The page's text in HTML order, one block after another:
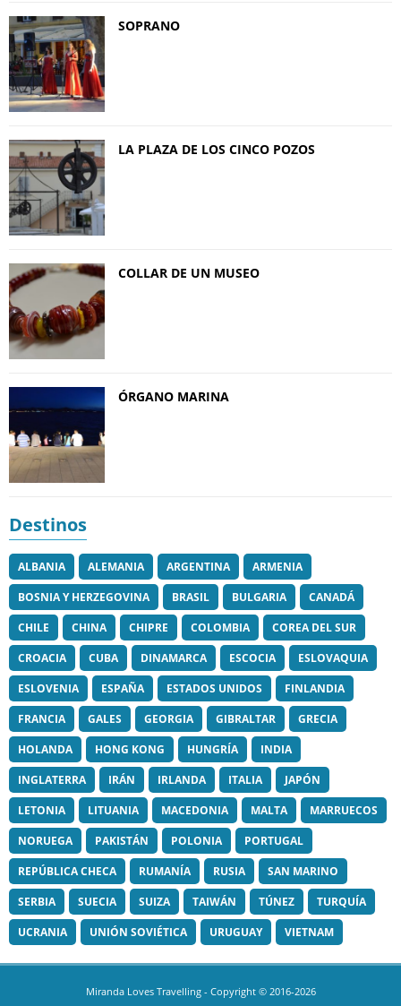
SOPRANO
LA PLAZA DE LOS CINCO POZOS
COLLAR DE UN MUSEO
ÓRGANO MARINA
Destinos
ALBANIA ALEMANIA ARGENTINA
ARMENIA
BOSNIA Y HERZEGOVINA
BRASIL BULGARIA
CANADÁ
CHILE
CHINA CHIPRE COLOMBIA
COREA DEL SUR
CROACIA
CUBA DINAMARCA ESCOCIA
ESLOVAQUIA
ESLOVENIA
ESPAÑA ESTADOS UNIDOS
FINLANDIA
FRANCIA
GALES GEORGIA GIBRALTAR
GRECIA
HOLANDA
HONG KONG HUNGRÍA
INDIA
INGLATERRA
IRÁN IRLANDA ITALIA
JAPÓN
LETONIA
LITUANIA MACEDONIA MALTA
MARRUECOS
NORUEGA
PAKISTÁN POLONIA
PORTUGAL
REPÚBLICA CHECA
RUMANÍA RUSIA
SAN MARINO
SERBIA
SUECIA SUIZA TAIWÁN TÚNEZ
TURQUÍA
UCRANIA
UNIÓN SOVIÉTICA URUGUAY VIETNAM
Miranda Loves Travelling- Copyright © 2016-2026